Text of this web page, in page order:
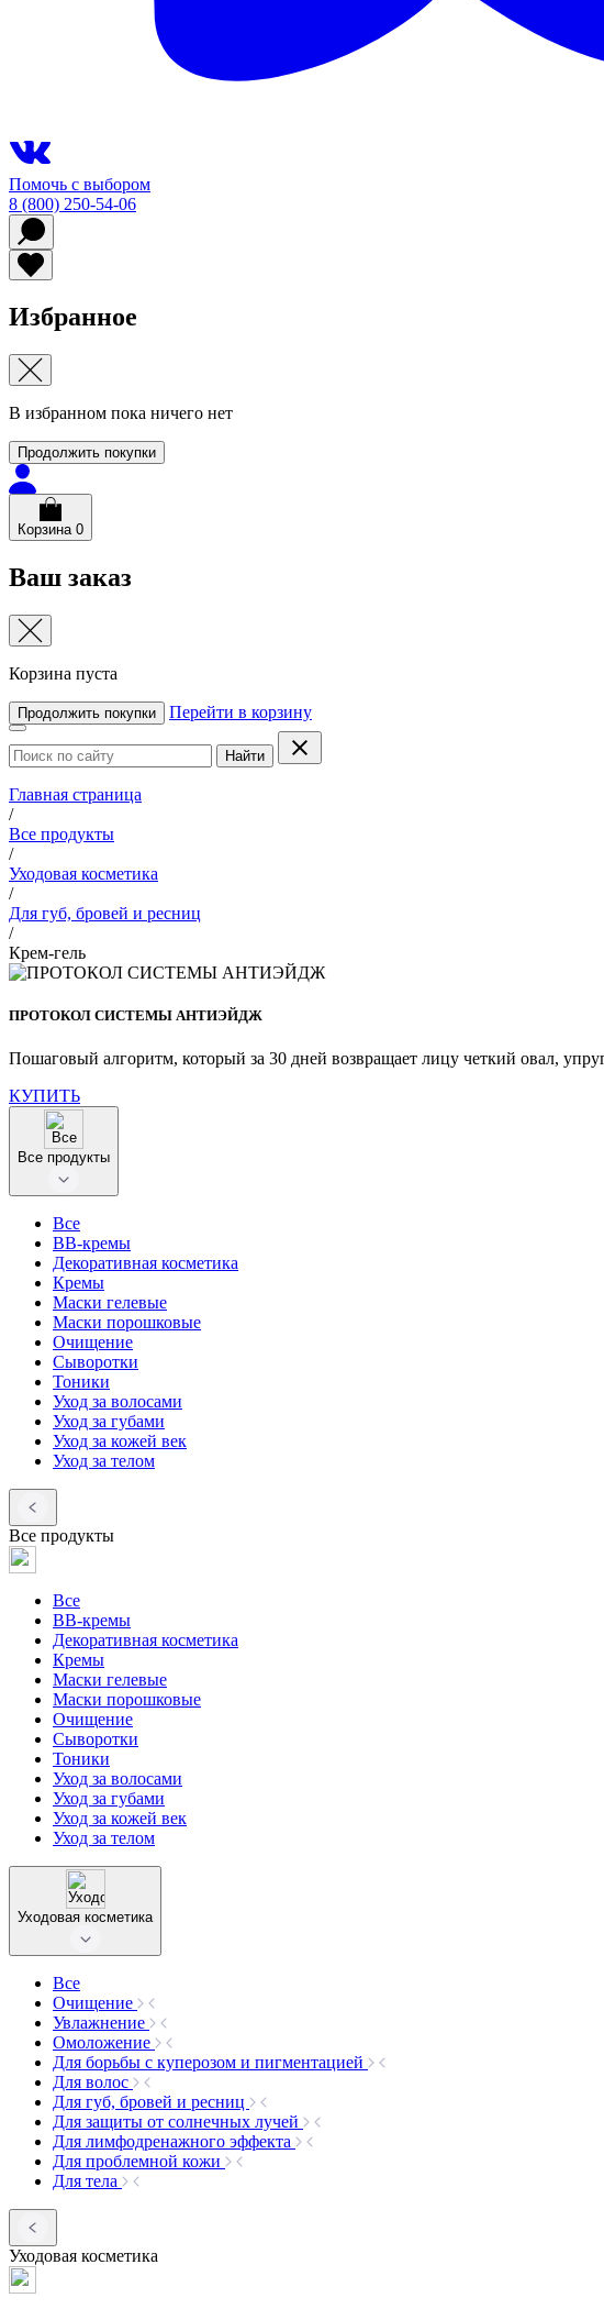
Помочь с выбором
8 (800) 250-54-06
Избранное
В избранном пока ничего нет
Продолжить покупки
Корзина 0
Ваш заказ
Корзина пуста
Продолжить покупки Перейти в корзину
Найти
Главная страница
/
Все продукты
/
Уходовая косметика
/
Для губ, бровей и ресниц
/
Крем-гель
ПРОТОКОЛ СИСТЕМЫ АНТИЭЙДЖ
Пошаговый алгоритм, который за 30 дней возвращает лицу четкий овал,
КУПИТЬ
Все продукты
Все
BB-кремы
Декоративная косметика
Кремы
Маски гелевые
Маски порошковые
Очищение
Сыворотки
Тоники
Уход за волосами
Уход за губами
Уход за кожей век
Уход за телом
Все продукты
Все
BB-кремы
Декоративная косметика
Кремы
Маски гелевые
Маски порошковые
Очищение
Сыворотки
Тоники
Уход за волосами
Уход за губами
Уход за кожей век
Уход за телом
Уходовая косметика
Все
Очищение
Увлажнение
Омоложение
Для борьбы с куперозом и пигментацией
Для волос
Для губ, бровей и ресниц
Для защиты от солнечных лучей
Для лимфодренажного эффекта
Для проблемной кожи
Для тела
Уходовая косметика